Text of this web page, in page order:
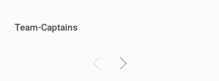
Team-Captains